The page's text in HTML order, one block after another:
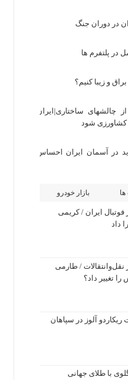
در پلتفرم ها
و زیبا کنیم؟
چالشهای ساختاری|ایران
شود
در آسمان ایران احساس
بازار خودرو
فوتبال ایران / کریمی
داد
نقل‌وانتقالات / طارمی
تغییر داد؟
ریکاردو آلوز در سپاهان
با طلای جهانی